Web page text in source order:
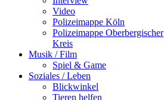
Video
Polizeimappe Köln
Polizeimappe Oberbergischer
Kreis
Musik / Film
Spiel & Game
Soziales / Leben
Blickwinkel
Tieren helfen